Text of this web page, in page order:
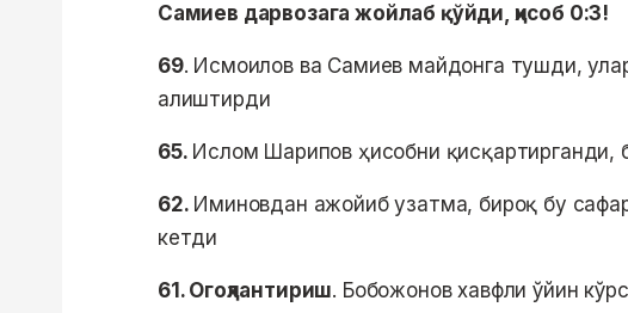
Самиев дарвозага жойлаб қўйди, ҳисоб 0:3!
69. Исмоилов ва Самиев майдонга тушди,
алиштирди
65. Ислом Шарипов ҳисобни қисқартирганди,
62. Иминовдан ажойиб узатма, бироқ бу
кетди
61. Огоҳлантириш. Бобожонов хавфли ўйин